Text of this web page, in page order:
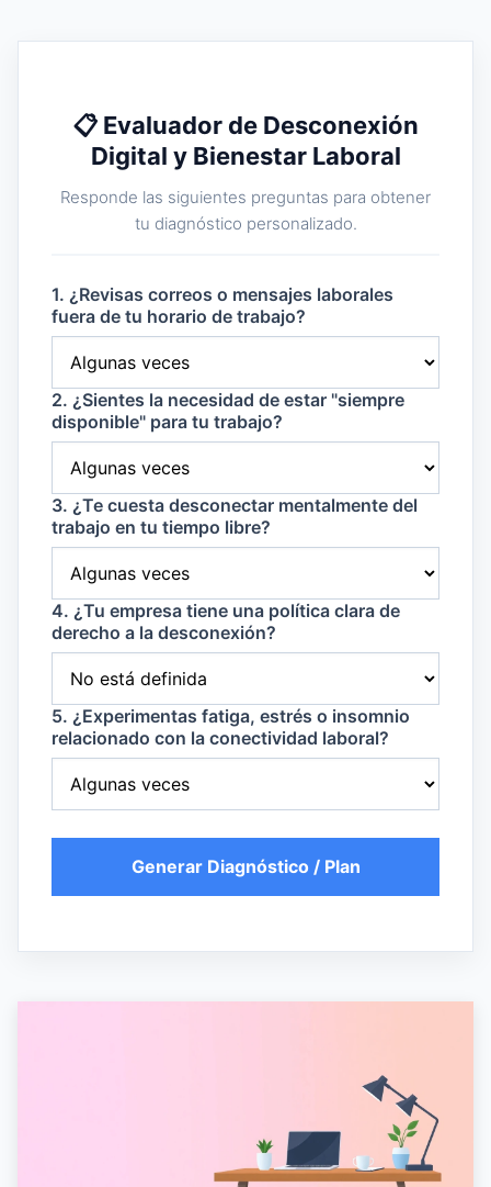
📋 Evaluador de Desconexión
Digital y Bienestar Laboral
Responde las siguientes preguntas para obtener
tu diagnóstico personalizado.
1. ¿Revisas correos o mensajes laborales
fuera de tu horario de trabajo?
2. ¿Sientes la necesidad de estar "siempre
disponible" para tu trabajo?
3. ¿Te cuesta desconectar mentalmente del
trabajo en tu tiempo libre?
4. ¿Tu empresa tiene una política clara de
derecho a la desconexión?
5. ¿Experimentas fatiga, estrés o insomnio
relacionado con la conectividad laboral?
Generar Diagnóstico / Plan